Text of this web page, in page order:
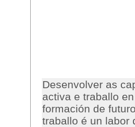
Desenvolver as
activa e traballo
formación de
traballo é un labor